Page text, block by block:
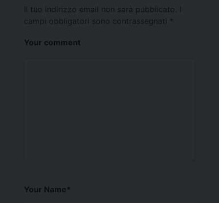
Il tuo indirizzo email non sarà pubblicato.
campi obbligatori sono contrassegnati *
Your comment
Your Name*